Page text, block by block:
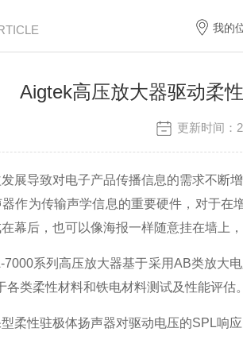
我的
Aigtek高压放大器驱动柔
更新时间
导致对电子产品传播信息的需求不断增
作为传输声学信息的重要硬件，对于
幕后，也可以像海报一样随意挂在墙上
系列高压放大器基于采用AB类放大电
类柔性材料和铁电材料测试及性能评估。
柔性驻极体扬声器对驱动电压的SPL响